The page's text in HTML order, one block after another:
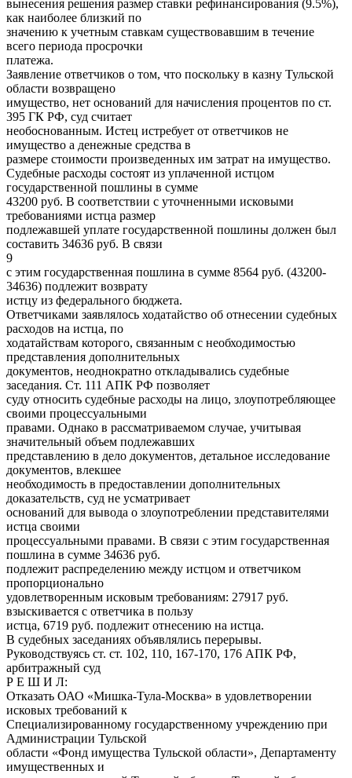
вынесения решения размер ставки рефинансирования (9.5%),
как наиболее близкий по
значению к учетным ставкам существовавшим в течение
всего периода просрочки
платежа.
Заявление ответчиков о том, что поскольку в казну Тульской
области возвращено
имущество, нет оснований для начисления процентов по ст.
395 ГК РФ, суд считает
необоснованным. Истец истребует от ответчиков не
имущество а денежные средства в
размере стоимости произведенных им затрат на имущество.
Судебные расходы состоят из уплаченной истцом
государственной пошлины в сумме
43200 руб. В соответствии с уточненными исковыми
требованиями истца размер
подлежавшей уплате государственной пошлины должен был
составить 34636 руб. В связи
9
с этим государственная пошлина в сумме 8564 руб. (43200-
34636) подлежит возврату
истцу из федерального бюджета.
Ответчиками заявлялось ходатайство об отнесении судебных
расходов на истца, по
ходатайствам которого, связанным с необходимостью
представления дополнительных
документов, неоднократно откладывались судебные
заседания. Ст. 111 АПК РФ позволяет
суду относить судебные расходы на лицо, злоупотребляющее
своими процессуальными
правами. Однако в рассматриваемом случае, учитывая
значительный объем подлежавших
представлению в дело документов, детальное исследование
документов, влекшее
необходимость в предоставлении дополнительных
доказательств, суд не усматривает
оснований для вывода о злоупотреблении представителями
истца своими
процессуальными правами. В связи с этим государственная
пошлина в сумме 34636 руб.
подлежит распределению между истцом и ответчиком
пропорционально
удовлетворенным исковым требованиям: 27917 руб.
взыскивается с ответчика в пользу
истца, 6719 руб. подлежит отнесению на истца.
В судебных заседаниях объявлялись перерывы.
Руководствуясь ст. ст. 102, 110, 167-170, 176 АПК РФ,
арбитражный суд
Р Е Ш И Л:
Отказать ОАО «Мишка-Тула-Москва» в удовлетворении
исковых требований к
Специализированному государственному учреждению при
Администрации Тульской
области «Фонд имущества Тульской области», Департаменту
имущественных и